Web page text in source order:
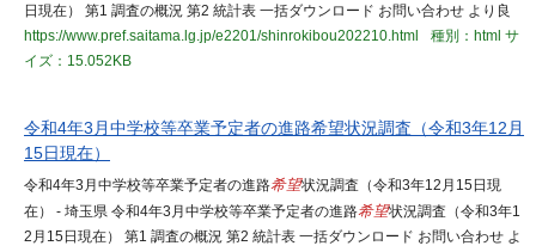
日現在） 第1 調査の概況 第2 統計表 一括ダウンロード お問い合わせ より良
https://www.pref.saitama.lg.jp/e2201/shinrokibou202210.html
種別：html サ
イズ：15.052KB
令和4年3月中学校等卒業予定者の進路希望状況調査（令和3年12月
15日現在）
令和4年3月中学校等卒業予定者の進路希望状況調査（令和3年12月15日現
在） - 埼玉県 令和4年3月中学校等卒業予定者の進路希望状況調査（令和3年1
2月15日現在） 第1 調査の概況 第2 統計表 一括ダウンロード お問い合わせ よ